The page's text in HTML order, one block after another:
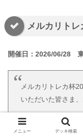
メルカリトレ
開催日：2026/06/28
メルカリトレカ杯
いただいた皆さま
アーカイブはこち
メニュー デッキ検索